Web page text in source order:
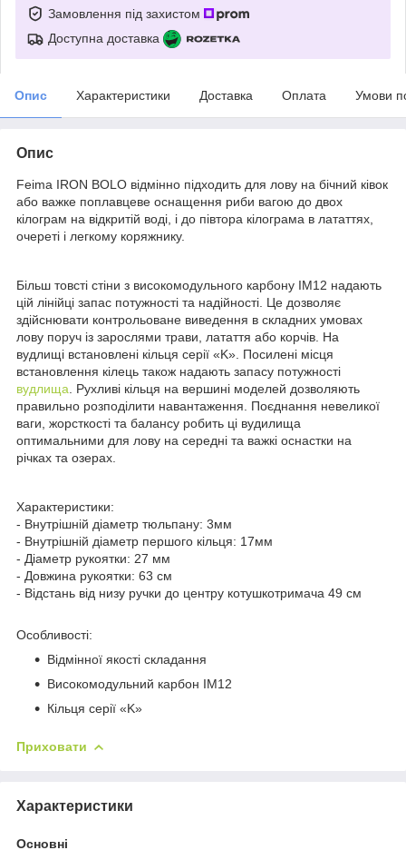
Замовлення під захистом
Доступна доставка
Опис Характеристики Доставка Оплата Умови
Опис
Feima IRON BOLO відмінно підходить для лову на бічний ківок
або важке поплавцеве оснащення риби вагою до двох
кілограм на відкритій воді, і до півтора кілограма в лататтях,
очереті і легкому коряжнику.
Більш товсті стіни з високомодульного карбону IM12 надають
цій лінійці запас потужності та надійності. Це дозволяє
здійснювати контрольоване виведення в складних умовах
лову поруч із зарослями трави, латаття або корчів. На
вудлищі встановлені кільця серії «K». Посилені місця
встановлення кілець також надають запасу потужності
вудлища . Рухливі кільця на вершині моделей дозволяють
правильно розподілити навантаження. Поєднання невеликої
ваги, жорсткості та балансу робить ці вудилища
оптимальними для лову на середні та важкі оснастки на
річках та озерах.
Характеристики:
- Внутрішній діаметр тюльпану: 3мм
- Внутрішній діаметр першого кільця: 17мм
- Діаметр рукоятки: 27 мм
- Довжина рукоятки: 63 см
- Відстань від низу ручки до центру котушкотримача 49 см
Особливості:
Відмінної якості складання
Високомодульний карбон IM12
Кільця серії «K»
Приховати
Характеристики
Основні